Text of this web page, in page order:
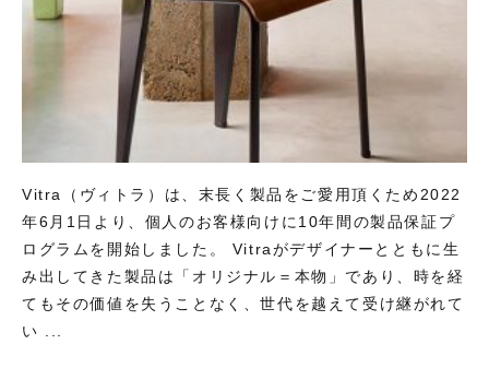
Vitra（ヴィトラ）は、末長く製品をご愛用頂くため2022
年6月1日より、個人のお客様向けに10年間の製品保証プ
ログラムを開始しました。 Vitraがデザイナーとともに生
み出してきた製品は「オリジナル＝本物」であり、時を経
てもその価値を失うことなく、世代を越えて受け継がれて
い ...